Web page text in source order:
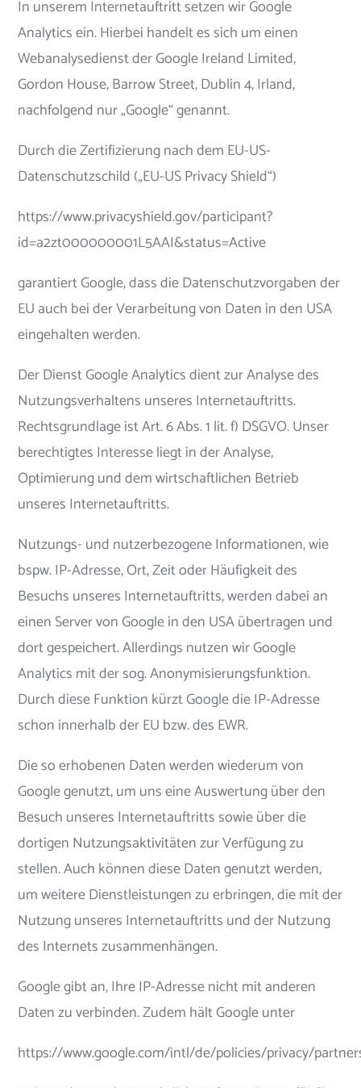
In unserem Internetauftritt setzen wir Google
Analytics ein. Hierbei handelt es sich um einen
Webanalysedienst der Google Ireland Limited,
Gordon House, Barrow Street, Dublin 4, Irland,
nachfolgend nur „Google“ genannt.
Durch die Zertifizierung nach dem EU-US-
Datenschutzschild („EU-US Privacy Shield“)
https://www.privacyshield.gov/participant?
id=a2zt000000001L5AAI&status=Active
garantiert Google, dass die Datenschutzvorgaben der
EU auch bei der Verarbeitung von Daten in den USA
eingehalten werden.
Der Dienst Google Analytics dient zur Analyse des
Nutzungsverhaltens unseres Internetauftritts.
Rechtsgrundlage ist Art. 6 Abs. 1 lit. f) DSGVO. Unser
berechtigtes Interesse liegt in der Analyse,
Optimierung und dem wirtschaftlichen Betrieb
unseres Internetauftritts.
Nutzungs- und nutzerbezogene Informationen, wie
bspw. IP-Adresse, Ort, Zeit oder Häufigkeit des
Besuchs unseres Internetauftritts, werden dabei an
einen Server von Google in den USA übertragen und
dort gespeichert. Allerdings nutzen wir Google
Analytics mit der sog. Anonymisierungsfunktion.
Durch diese Funktion kürzt Google die IP-Adresse
schon innerhalb der EU bzw. des EWR.
Die so erhobenen Daten werden wiederum von
Google genutzt, um uns eine Auswertung über den
Besuch unseres Internetauftritts sowie über die
dortigen Nutzungsaktivitäten zur Verfügung zu
stellen. Auch können diese Daten genutzt werden,
um weitere Dienstleistungen zu erbringen, die mit der
Nutzung unseres Internetauftritts und der Nutzung
des Internets zusammenhängen.
Google gibt an, Ihre IP-Adresse nicht mit anderen
Daten zu verbinden. Zudem hält Google unter
https://www.google.com/intl/de/policies/privacy/